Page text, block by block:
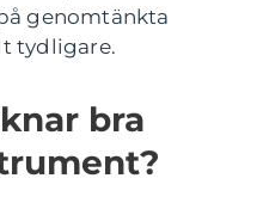
genomtänkta
tydligare.
bra